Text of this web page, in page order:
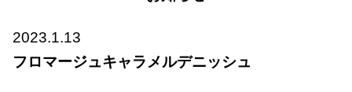
2023.1.13
フロマージュキャラメルデニッシュ